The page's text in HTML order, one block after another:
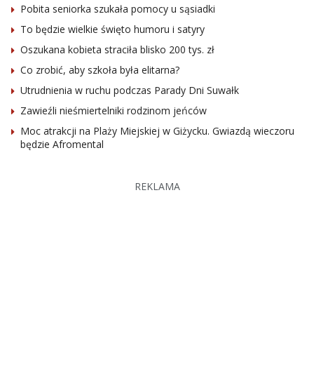
Pobita seniorka szukała pomocy u sąsiadki
To będzie wielkie święto humoru i satyry
Oszukana kobieta straciła blisko 200 tys. zł
Co zrobić, aby szkoła była elitarna?
Utrudnienia w ruchu podczas Parady Dni Suwałk
Zawieźli nieśmiertelniki rodzinom jeńców
Moc atrakcji na Plaży Miejskiej w Giżycku. Gwiazdą wieczoru
będzie Afromental
REKLAMA